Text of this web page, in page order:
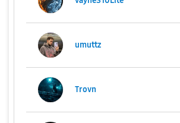
umuttz
Trovn